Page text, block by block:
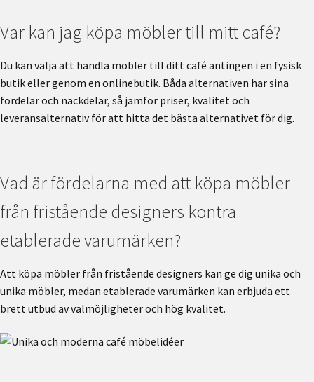
Var kan jag köpa möbler till mitt café?
Du kan välja att handla möbler till ditt café antingen i en fysisk
butik eller genom en onlinebutik. Båda alternativen har sina
fördelar och nackdelar, så jämför priser, kvalitet och
leveransalternativ för att hitta det bästa alternativet för dig.
Vad är fördelarna med att köpa möbler
från fristående designers kontra
etablerade varumärken?
Att köpa möbler från fristående designers kan ge dig unika och
unika möbler, medan etablerade varumärken kan erbjuda ett
brett utbud av valmöjligheter och hög kvalitet.